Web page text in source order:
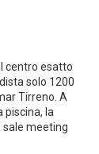
centro esatto
solo 1200
Tirreno. A
piscina, la
sale meeting